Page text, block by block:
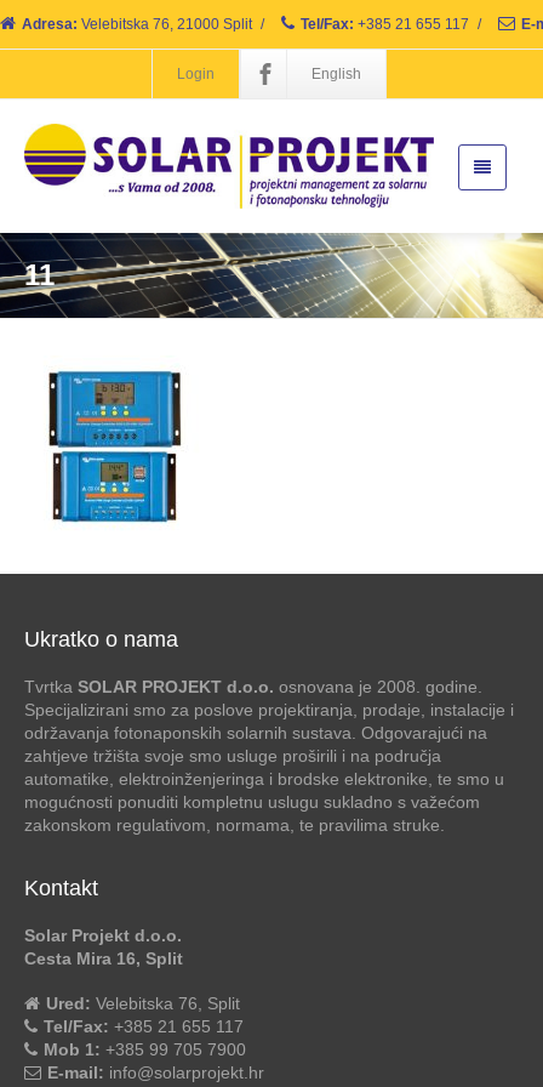
Adresa: Velebitska 76, 21000 Split / Tel/Fax: +385 21 655 117 / E-
Login English
11
Ukratko o nama
Tvrtka SOLAR PROJEKT d.o.o. osnovana je 2008. godine.
Specijalizirani smo za poslove projektiranja, prodaje, instalacije i
održavanja fotonaponskih solarnih sustava. Odgovarajući na
zahtjeve tržišta svoje smo usluge proširili i na područja
automatike, elektroinženjeringa i brodske elektronike, te smo u
mogućnosti ponuditi kompletnu uslugu sukladno s važećom
zakonskom regulativom, normama, te pravilima struke.
Kontakt
Solar Projekt d.o.o.
Cesta Mira 16, Split
Ured: Velebitska 76, Split
Tel/Fax: +385 21 655 117
Mob 1: +385 99 705 7900
E-mail: info@solarprojekt.hr